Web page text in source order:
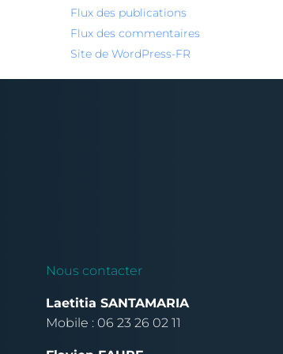
Flux des publications
Flux des commentaires
Site de WordPress-FR
Nous contacter
Laetitia SANTAMARIA
Mobile : 06 23 26 02 11